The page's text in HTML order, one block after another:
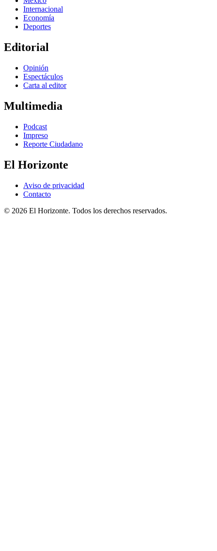
Internacional
Economía
Deportes
Editorial
Opinión
Espectáculos
Carta al editor
Multimedia
Podcast
Impreso
Reporte Ciudadano
El Horizonte
Aviso de privacidad
Contacto
© 2026 El Horizonte. Todos los derechos reservados.